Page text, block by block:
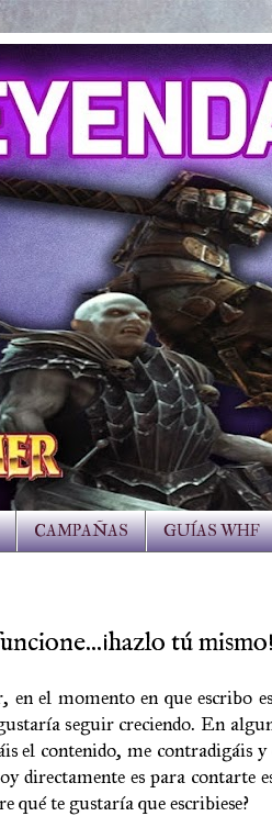
CAMPAÑAS GUÍAS WHF
tú mismo!
el momento en que escribo
seguir creciendo. En
el contenido, me contradigáis
directamente es para contarte
qué te gustaría que escribiese?